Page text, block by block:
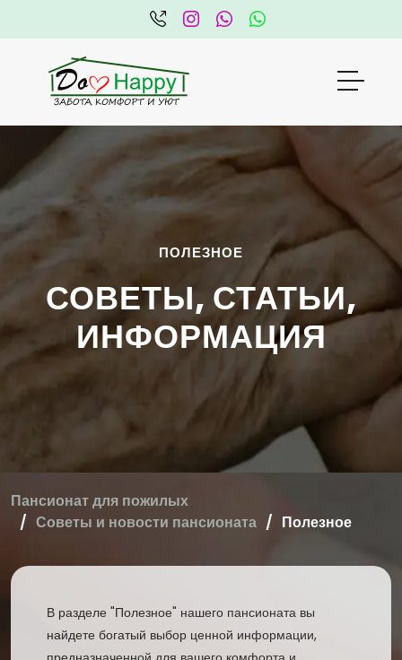
Полезное | Пансионат
ПОЛЕЗНОЕ
СОВЕТЫ, СТАТЬИ,
ИНФОРМАЦИЯ
Пансионат для пожилых
Советы и новости пансионата
Полезное
В разделе "Полезное" нашего пансионата вы
найдете богатый выбор ценной информации,